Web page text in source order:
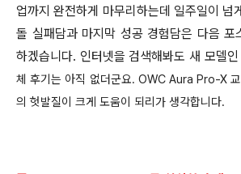
업까지 완전하게 마무리하는데 일주일이 넘
돌 실패담과 마지막 성공 경험담은 다음 포
하겠습니다. 인터넷을 검색해봐도 새 모델
체 후기는 아직 없더군요. OWC Aura Pro-X
의 헛발질이 크게 도움이 되리가 생각합니다.